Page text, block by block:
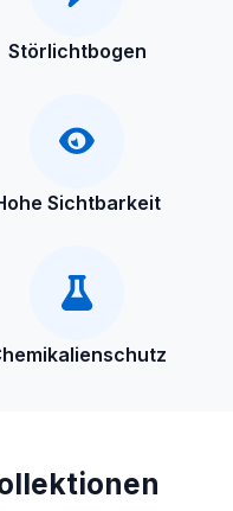
Störlichtbogen
Sichtbarkeit